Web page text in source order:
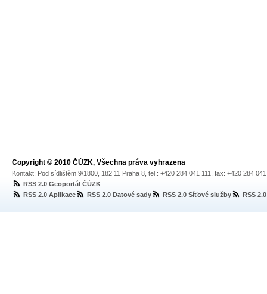
Copyright © 2010 ČÚZK, Všechna práva vyhrazena
Kontakt: Pod sídlištěm 9/1800, 182 11 Praha 8, tel.: +420 284 041 111, fax: +420 284
RSS 2.0 Geoportál ČÚZK
RSS 2.0 Aplikace
RSS 2.0 Datové sady RSS 2.0 Síťové služby RSS